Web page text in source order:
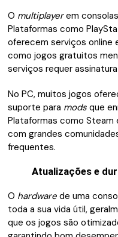
O multiplayerem
Plataformas como
oferecem serviços online
como jogos gratuitos
serviços requer
No PC, muitos jogos
suporte para mods que
Plataformas como Steam
com grandes
frequentes.
Atualizações e
O hardware de uma
toda a sua vida útil,
que os jogos são